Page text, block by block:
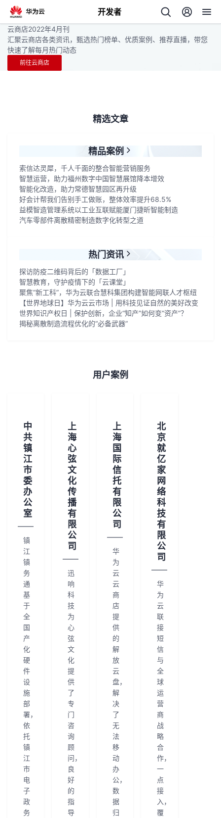
开发者
返
回
页
开
发
的
博
我
的
我
动
关
注
学
我
的
课
程
我
的
认
证
我
的
实
验
我
的
收
藏
Programs
持
我
的
技
术
支
持
我
的
云
声
建
议
云商店2022年4月刊
汇聚云商店各类资讯，甄选热门榜单、优质案例、推荐直播，带您
快速了解每月热门动态
前往云商店
精选文章
精品案例
索信达灵犀，千人千面的整合智能营销服务
智慧运营，助力福州数字中国智慧展馆降本增效
智能化改造，助力常德智慧园区再升级
好会计帮我们告别手工做账，整体效率提升68.5%
益模智造管理系统以工业互联赋能厦门捷昕智能制造
汽车零部件离散精密制造数字化转型之道
热门资讯
探访防疫二维码背后的「数据工厂」
智慧教育，守护疫情下的「云课堂」
聚焦“新工科”，华为云联合慧科集团构建智能网联人才枢纽
【世界地球日】华为云云市场 | 用科技见证自然的美好改变
世界知识产权日 | 保护创新，企业“知产”如何变“资产”？
揭秘离散制造流程优化的“必备武器”
用户案例
中
共
镇
江
市
委
办
公
室
镇
江
镇
务
通
基
于
全
国
产
化
硬
件
设
施
部
署，
依
托
镇
江
市
电
子
政
务
上
海
心
弦
文
化
传
播
有
限
公
司
迅
响
科
技
为
心
弦
文
化
提
供
了
专
门
咨
询
顾
问，
良
好
的
指
导
上
海
国
际
信
托
有
限
公
司
华
为
云
云
商
店
提
供
的
解
放
云
盘，
解
决
了
无
法
移
动
办
公，
数
据
归
北
京
就
亿
家
网
络
科
技
有
限
公
司
华
为
云
联
接
短
信
与
全
球
运
营
商
战
略
合
作，
一
点
接
入，
覆